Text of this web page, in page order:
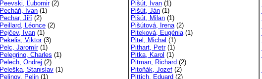
Peevski, Ľubomir(2)
Pecháň, Ivan (1)
Pechar, Jiří (2)
Peillard, Léonce (2)
Pejčev, Ivan (1)
Pekelis, Viktor(3)
Pelc, Jaromír(1)
Pelegrino, Charles (1)
Pelech, Ondrej (2)
Peleška, Stanislav (1)
Pelinov, Pelin (1)
Pišút, Ivan (1)
Pišút, Ján (1)
Pišút, Milan (1)
Pišútová, Irena(2)
Piteková, Eugénia(1)
Pitel, Michal (1)
Pithart, Petr(1)
Pitka, Karol (1)
Pitman, Richard (2)
Pitoňák, Jozef (2)
Pittich, Eduard (2)